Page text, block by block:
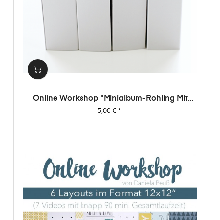
Online Workshop "Minialbum-Rohling Mit
Dani"
Preis
5,00 €*